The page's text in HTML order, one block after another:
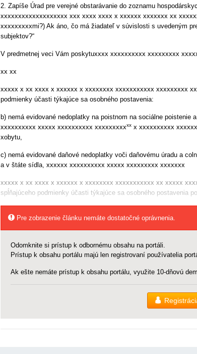
2. Zapíše Úrad pre verejné obstarávanie do zoznamu
xxxxxxxxxxxxxxxxxxx xxx xxxx xxxx x xxxxxx xxxxxxx xx
xxxxxxxxxmi?) Ak áno, čo má žiadateľ v súvislosti s uvedeným
subjektov?“
V predmetnej veci Vám poskytuxxxx xxxxxxxxxx xxxxxxxxx
xx xx
xxxxx x xx xxxx x xxxxxx x xxxxxxxx xxxxxxxxxxx xxxxxxxxx
podmienky účasti týkajúce sa osobného postavenia:
b) nemá evidované nedoplatky na poistnom na sociálne
xxxxxxxxxx xxxxx xxxxxxxxxx xxxxxxxxxxx x xxxxxxxxxx
xobytu,
c) nemá evidované daňové nedoplatky voči daňovému úradu a
a v štáte sídla, xxxxxx xxxxxxxxxx xxxxx xxxxxxxxx xxxxxxx
xxxxx x xx xxxx x xxxxxx x xxxxxxxx xxxxxxxxxxx xx xxxxx
spĺňajúceho podmienky účasti týkajúce sa osobného postavenia
Pre zobrazenie článku nemáte dostatočné oprávnenia.
Odomknite si prístup k odbornému obsahu na portáli.
Prístup k obsahu portálu majú len registrovaní používatelia
Ak ešte nemáte prístup k obsahu portálu, využite 10-dňovú